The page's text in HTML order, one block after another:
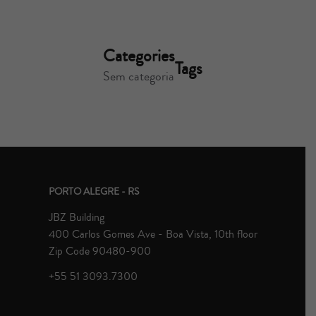
Categories
Sem categoriaTags
PORTO ALEGRE - RS
JBZ Building
400 Carlos Gomes Ave - Boa Vista, 10th floor
Zip Code 90480-900
+55 51 3093.7300